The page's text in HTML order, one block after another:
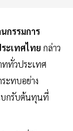
กรรมการ
ะเทศไทย กล่าว
ททั่วประเทศ
ะทบอย่าง
บกรับต้นทุนที่